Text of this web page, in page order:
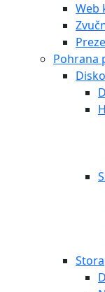
Web
Pohrana